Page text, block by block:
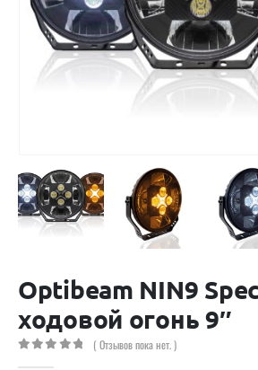
Optibeam NIN9
ходовой огонь 9″
( Отзывов пока нет. )